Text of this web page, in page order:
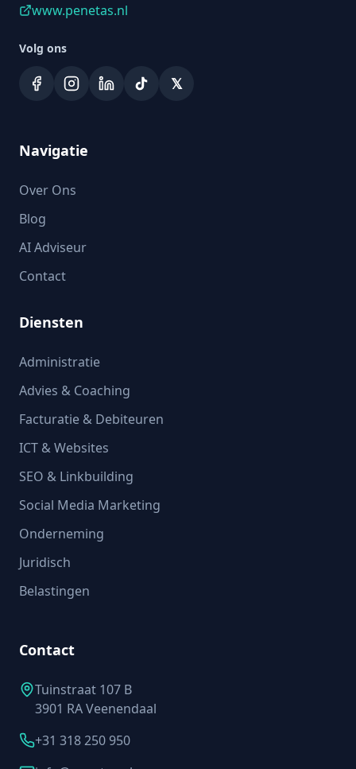
www.penetas.nl
Volg ons
𝕏
Navigatie
Over Ons
Blog
AI Adviseur
Contact
Diensten
Administratie
Advies & Coaching
Facturatie & Debiteuren
ICT & Websites
SEO & Linkbuilding
Social Media Marketing
Onderneming
Juridisch
Belastingen
Contact
Tuinstraat 107 B
3901 RA Veenendaal
+31 318 250 950